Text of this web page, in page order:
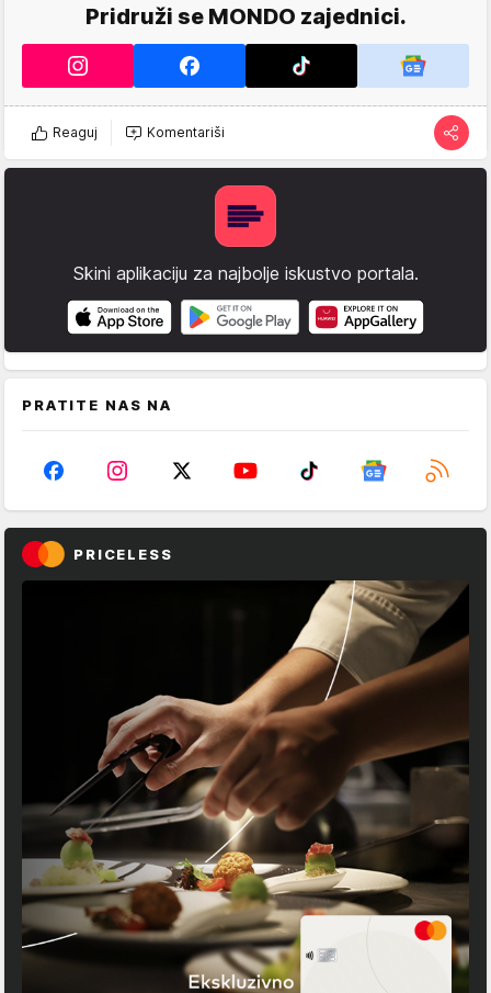
Pridruži se MONDO zajednici.
Reaguj Komentariši
Skini aplikaciju za najbolje iskustvo portala.
PRATITE NAS NA
PRICELESS